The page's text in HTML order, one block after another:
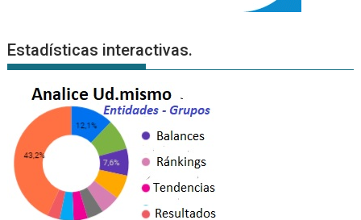
Estadísticas interactivas.